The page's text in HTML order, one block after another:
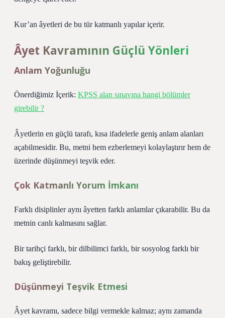
Kur’an âyetleri de bu tür katmanlı yapılar içerir.
Âyet Kavramının Güçlü Yönleri
Anlam Yoğunluğu
Önerdiğimiz İçerik: KPSS alan sınavına hangi bölümler
girebilir ?
Âyetlerin en güçlü tarafı, kısa ifadelerle geniş anlam alanları
açabilmesidir. Bu, metni hem ezberlemeyi kolaylaştırır hem de
üzerinde düşünmeyi teşvik eder.
Çok Katmanlı Yorum İmkanı
Farklı disiplinler aynı âyetten farklı anlamlar çıkarabilir. Bu da
metnin canlı kalmasını sağlar.
Bir tarihçi farklı, bir dilbilimci farklı, bir sosyolog farklı bir
bakış geliştirebilir.
Düşünmeyi Teşvik Etmesi
Âyet kavramı, sadece bilgi vermekle kalmaz; aynı zamanda